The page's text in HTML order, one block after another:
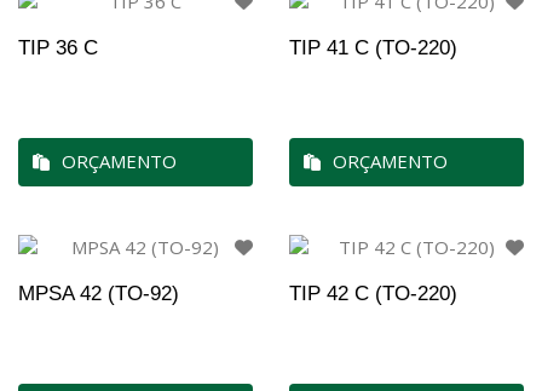
TIP 36 C
ORÇAMENTO
TIP 41 C (TO-220)
ORÇAMENTO
MPSA 42 (TO-92) TIP 42 C (TO-220)